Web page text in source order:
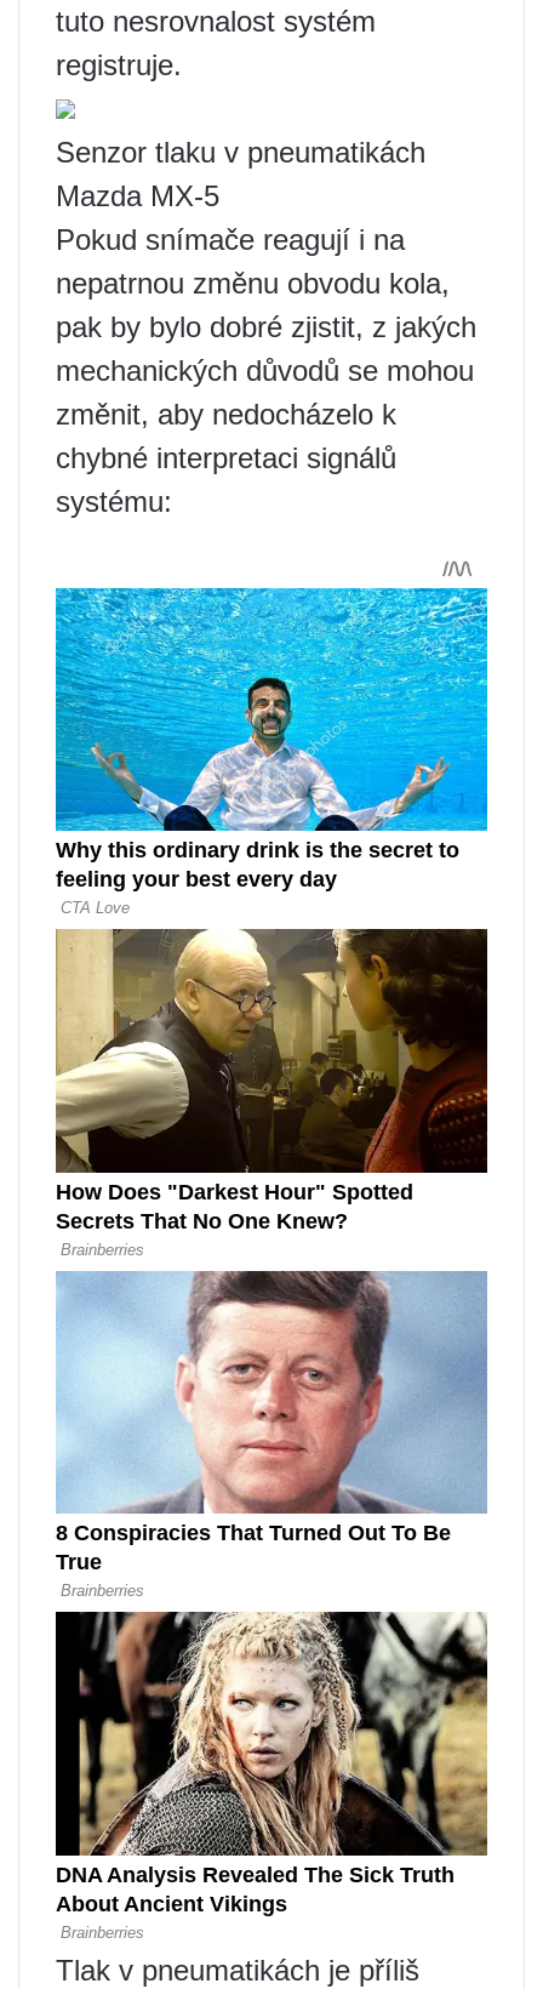
tuto nesrovnalost systém
registruje.
Senzor tlaku v pneumatikách
Mazda MX-5
Pokud snímače reagují i ​​na
nepatrnou změnu obvodu kola,
pak by bylo dobré zjistit, z jakých
mechanických důvodů se mohou
změnit, aby nedocházelo k
chybné interpretaci signálů
systému:
Tlak v pneumatikách je příliš